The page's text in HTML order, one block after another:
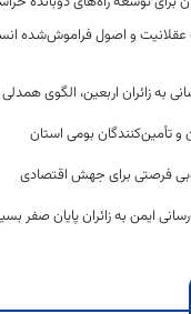
عقلانیت و اصول فراموش‌شده
به زائران اربعین، الگوی
و تأمین‌کنندگان بومی استان
فرصتی برای جهش اقتصادی
ایمن به زائران پایان صفر